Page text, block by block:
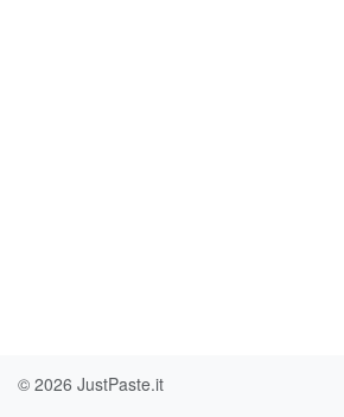
© 2026 JustPaste.it